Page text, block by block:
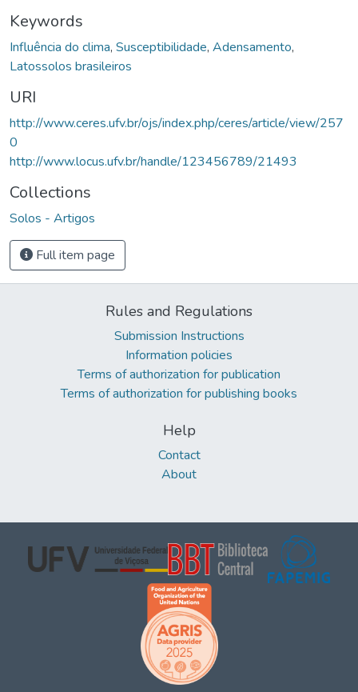
Keywords
Influência do clima, Susceptibilidade, Adensamento,
Latossolos brasileiros
URI
http://www.ceres.ufv.br/ojs/index.php/ceres/article/view/257
0
http://www.locus.ufv.br/handle/123456789/21493
Collections
Solos - Artigos
Full item page
Rules and Regulations
Submission Instructions
Information policies
Terms of authorization for publication
Terms of authorization for publishing books
Help
Contact
About